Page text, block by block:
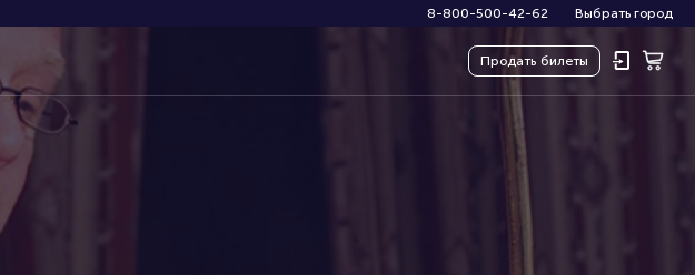
8-800-500-42-62 Выбрать город
Продать билеты